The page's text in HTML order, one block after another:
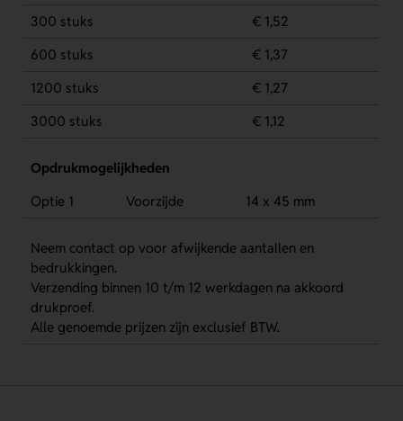
300 stuks
€ 1,52
600 stuks
€ 1,37
1200 stuks
€ 1,27
3000 stuks
€ 1,12
Opdrukmogelijkheden
Optie 1
Voorzijde 14 x 45 mm
Neem contact op voor afwijkende aantallen en
bedrukkingen.
Verzending binnen 10 t/m 12 werkdagen na akkoord
drukproef.
Alle genoemde prijzen zijn exclusief BTW.